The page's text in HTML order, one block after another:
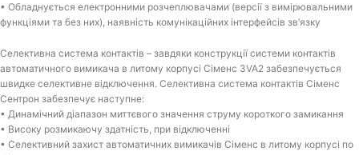
• Обладнується електронними розчеплювачами (версії з вимірювальними
функціями та без них), наявність комунікаційних інтерфейсів зв’язку
Селективна система контактів – завдяки конструкції системи контактів
автоматичного вимикача в литому корпусі Сіменс 3VA2 забезпечується
швидке селективне відключення. Селективна система контактів Сіменс
Сентрон забезпечує наступне:
• Динамічний діапазон миттєвого значення струму короткого замикання
• Високу розмикаючу здатність, при відключенні
• Селективний захист автоматичних вимикачів Сіменс в литому корпусі по